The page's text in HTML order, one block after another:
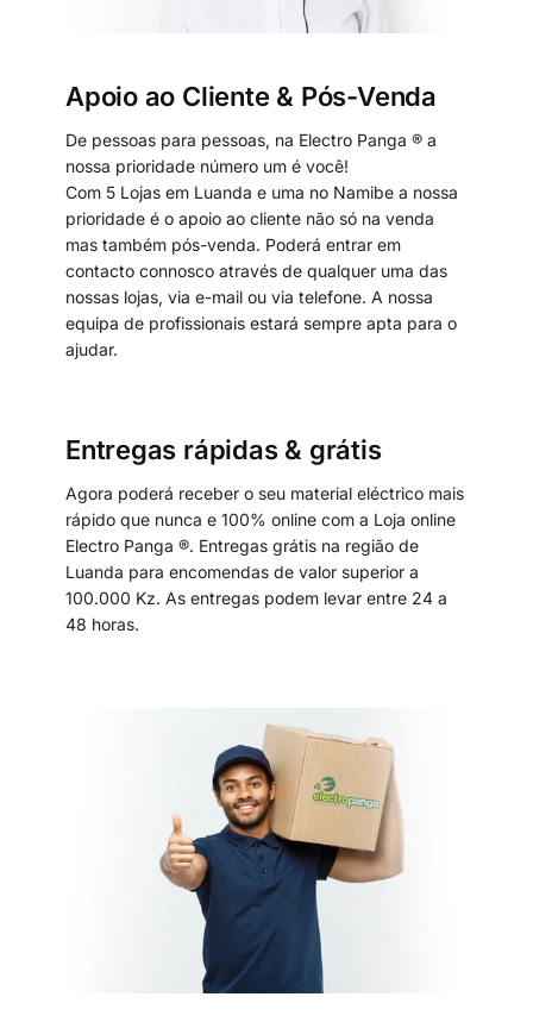
Apoio ao Cliente & Pós-Venda
De pessoas para pessoas, na Electro Panga ® a
nossa prioridade número um é você!
Com 5 Lojas em Luanda e uma no Namibe a nossa
prioridade é o apoio ao cliente não só na venda
mas também pós-venda. Poderá entrar em
contacto connosco através de qualquer uma das
nossas lojas, via e-mail ou via telefone. A nossa
equipa de profissionais estará sempre apta para o
ajudar.
Entregas rápidas & grátis
Agora poderá receber o seu material eléctrico mais
rápido que nunca e 100% online com a Loja online
Electro Panga ®. Entregas grátis na região de
Luanda para encomendas de valor superior a
100.000 Kz. As entregas podem levar entre 24 a
48 horas.